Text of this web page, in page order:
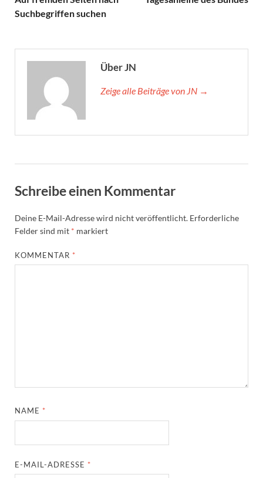
Suchbegriffen suchen
Über JN
Zeige alle Beiträge von JN →
Schreibe einen Kommentar
Deine E-Mail-Adresse wird nicht veröffentlicht. Erforderliche
Felder sind mit * markiert
KOMMENTAR *
NAME *
E-MAIL-ADRESSE *